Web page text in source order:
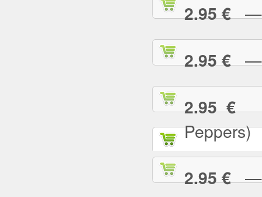
2.95 €—
2.95 €—
2.95 €—
Peppers)
2.95 €—